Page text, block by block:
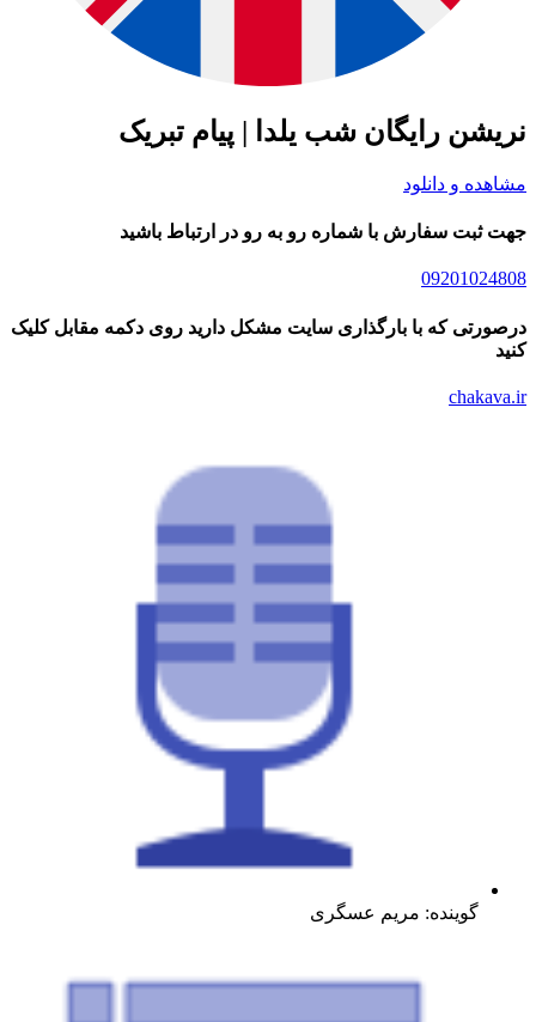
رایگان شب یلدا | پیام تبریک
و دانلود
ثبت سفارش با شماره رو به رو در ارتباط باشید
که با بارگذاری سایت مشکل دارید روی دکمه مقابل کلیک
گوینده: مریم عسگری